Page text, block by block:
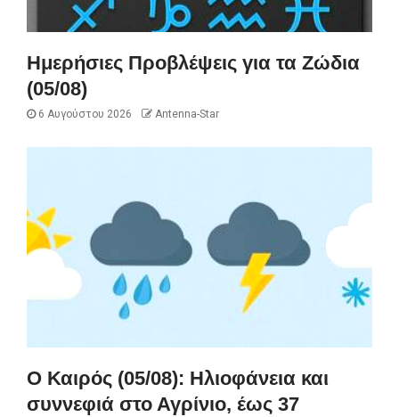
Ημερήσιες Προβλέψεις για τα Ζώδια
(05/08)
6 Αυγούστου 2026 Antenna-Star
Ο Καιρός (05/08): Ηλιοφάνεια και
συννεφιά στο Αγρίνιο, έως 37